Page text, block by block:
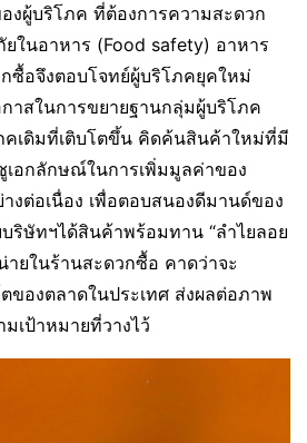
งผู้บริโภค ที่ต้องการความสะดวก
ในอาหาร (Food safety) อาหาร
ซื้อจึงตอบโจทย์ผู้บริโภคยุคใหม่
กาสในการขยายฐานกลุ่มผู้บริโภค
เดิมที่เติบโตขึ้น คิดค้นสินค้าใหม่ที่มี
อกลักษณ์ในการเพิ่มมูลค่าของ
งต่อเนื่อง เพื่อตอบสนองดีมานด์ของ
ริษัทฯได้สินค้าพร้อมทาน “ลำไยลอย
ายในร้านสะดวกซื้อ คาดว่าจะ
ของตลาดในประเทศ ส่งผลต่อภาพ
เป้าหมายที่วางไว้